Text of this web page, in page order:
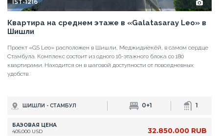
IST-1216
Квартира на среднем этаже в «Galatasaray Leo» в
Шишли
Проект «GS Leo» расположен в Шишли, Меджидиекёй, в самом сердце
Стамбула. Комплекс состоит из одного 16-этажного блока со 180
квартирами. Находится он в шаговой доступности от повседневных
удобств.
ШИШЛИ - СТАМБУЛ 0+1 1
БАЗОВАЯ ЦЕНА
405.000 USD
32.850.000 RUB